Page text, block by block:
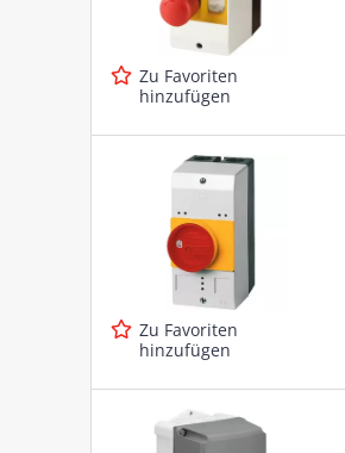
Zu Favoriten
hinzufügen
Zu Favoriten
hinzufügen